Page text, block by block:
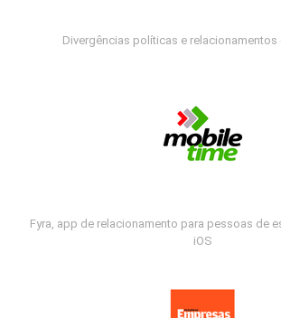
Divergências políticas e relacionamentos
Fyra, app de relacionamento para pessoas de
iOS